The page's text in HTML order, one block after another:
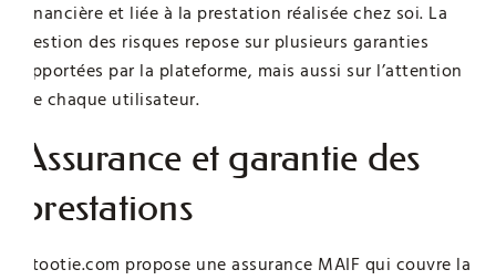
financière et liée à la prestation réalisée chez soi. La
gestion des risques repose sur plusieurs garanties
apportées par la plateforme, mais aussi sur l’attention
de chaque utilisateur.
Assurance et garantie des
prestations
Stootie.com propose une assurance MAIF qui couvre la